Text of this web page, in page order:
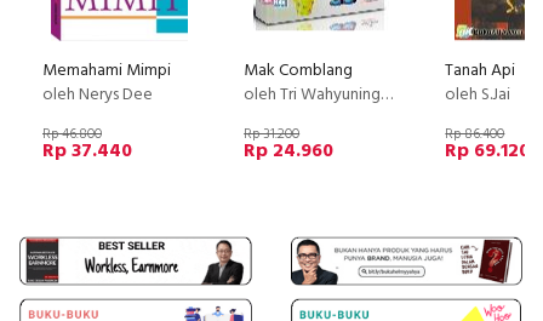
Memahami Mimpi
oleh Nerys Dee
Rp 46.800
Rp 37.440
Mak Comblang
oleh Tri Wahyuningsih
Rp 31.200
Rp 24.960
Tanah Api
oleh S.Jai
Rp 86.400
Rp 69.120